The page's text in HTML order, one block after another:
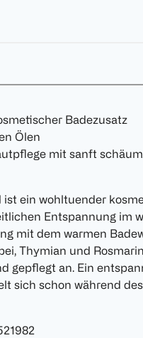
Badezusatz
Ölen
mit sanft
ein wohltuender
Entspannung im
mit dem warmen
Thymian und
gepflegt an. Ein
sich schon während